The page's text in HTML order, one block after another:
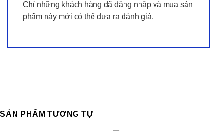
Chỉ những khách hàng đã đăng nhập và mua sản
phẩm này mới có thể đưa ra đánh giá.
SẢN PHẨM TƯƠNG TỰ